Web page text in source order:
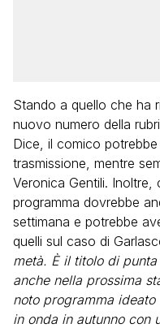
Stando a quello che ha
nuovo numero della
Dice, il comico
trasmissione, mentre
Veronica Gentili.
programma dovrebbe
settimana e potrebbe
quelli sul caso di
metà. È il titolo di
anche nella prossima
noto programma
in onda in autunno con